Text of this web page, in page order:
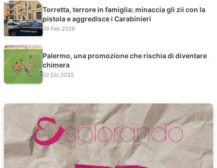
Torretta, terrore in famiglia: minaccia gli zii con la
pistola e aggredisce i Carabinieri
09 Feb 2026
Palermo, una promozione che rischia di diventare
chimera
02 Dic 2025